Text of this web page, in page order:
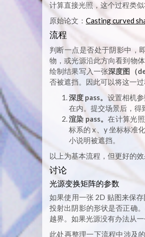
计算直接光照，这个过程类
原始论文： Casting curved
流程
判断一点是否处于阴影中，
物，或光源沿此方向看到物
绘制结果写入一张深度图（
否被遮挡。因此可以将这一过
深度 pass。 设置相机
在内。提交场景后，得
渲染 pass。在计算光
标系的 x、y 坐标标准
小说明被遮挡。
以上为基本流程，但更好的
讨论
光源变换矩阵的参数
如果使用一张 2D 贴图来保
投射出阴影的形状是否正确。
越界。如果光源没有办法从
此处再整理一下流程中涉及